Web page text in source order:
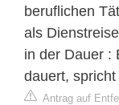
beruflichen
als
in der Dauer :
dauert,
Antrag auf